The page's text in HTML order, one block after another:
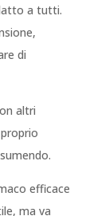
a tutti.
di
altri
efficace
ma va